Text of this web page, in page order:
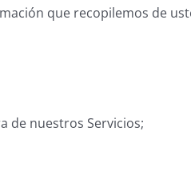
que recopilemos de
de nuestros Servicios;